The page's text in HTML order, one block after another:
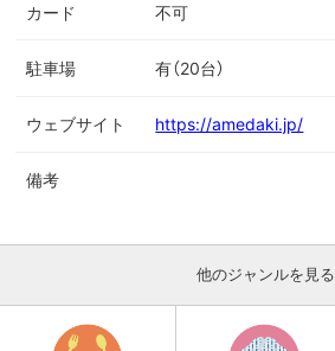
カード 不可
駐車場 有（20台）
ウェブサイト https://amedaki.jp/
備考
他のジャンルを見る